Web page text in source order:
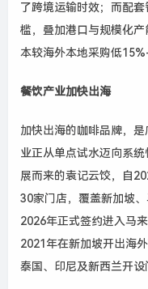
了跨境运输时效；而配
槛，叠加港口与规模化
本较海外本地采购低
餐饮产业加快出海
加快出海的咖啡品牌，
业正从单点试水迈向系
展而来的袁记云饺，自
30家门店，覆盖新加坡
2026年正式签约进入马
2021 年在新加坡开出海
泰国、印尼及新西兰开设